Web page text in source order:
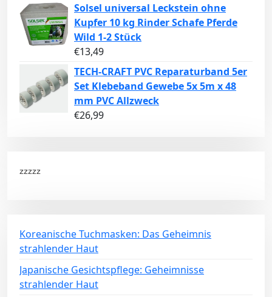
Solsel universal Leckstein ohne
Kupfer 10 kg Rinder Schafe Pferde
Wild 1-2 Stück
€13,49
TECH-CRAFT PVC Reparaturband 5er
Set Klebeband Gewebe 5x 5m x 48
mm PVC Allzweck
€26,99
zzzzz
Koreanische Tuchmasken: Das Geheimnis
strahlender Haut
Japanische Gesichtspflege: Geheimnisse
strahlender Haut